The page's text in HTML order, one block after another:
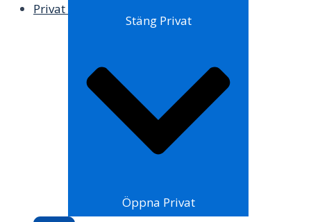
Privat
Stäng Privat
Öppna Privat